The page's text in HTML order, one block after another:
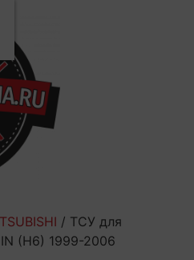
/ ТСУ для
(H6) 1999-2006